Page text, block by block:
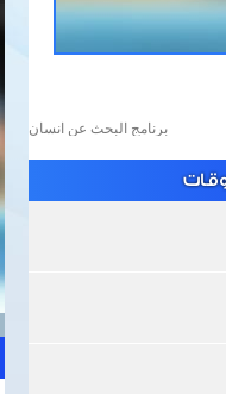
برنامج البحث عن انسان